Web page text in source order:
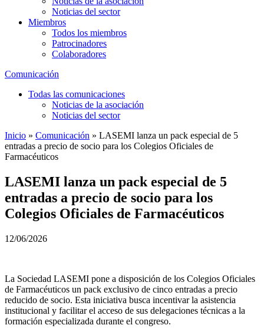
Noticias del sector
Miembros
Todos los miembros
Patrocinadores
Colaboradores
Comunicación
Todas las comunicaciones
Noticias de la asociación
Noticias del sector
Inicio » Comunicación » LASEMI lanza un pack especial de 5
entradas a precio de socio para los Colegios Oficiales de
Farmacéuticos
LASEMI lanza un pack especial de 5
entradas a precio de socio para los
Colegios Oficiales de Farmacéuticos
12/06/2026
La Sociedad LASEMI pone a disposición de los Colegios Oficiales
de Farmacéuticos un pack exclusivo de cinco entradas a precio
reducido de socio. Esta iniciativa busca incentivar la asistencia
institucional y facilitar el acceso de sus delegaciones técnicas a la
formación especializada durante el congreso.